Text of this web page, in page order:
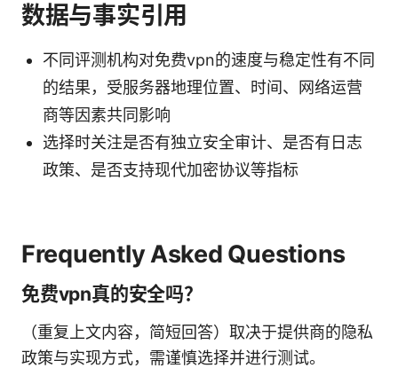
数据与事实引用
不同评测机构对免费vpn的速度与稳定性有不同
的结果，受服务器地理位置、时间、网络运营
商等因素共同影响
选择时关注是否有独立安全审计、是否有日志
政策、是否支持现代加密协议等指标
Frequently Asked Questions
免费vpn真的安全吗？
（重复上文内容，简短回答）取决于提供商的隐私
政策与实现方式，需谨慎选择并进行测试。